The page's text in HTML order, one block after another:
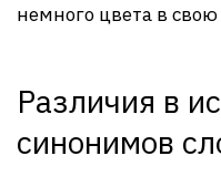
немного цвета в
Различия в
синонимов